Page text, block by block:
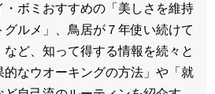
・ボミおすすめの「美しさを維持
ルメ」、鳥居が７年使い続けて
ど、知って得する情報を続々と
的なウオーキングの方法」や「就